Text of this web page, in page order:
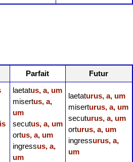
Parfait
Futur
laetatus, a, um
misertus, a,
um
secutus, a, um
ortus, a, um
ingressus, a,
um
laetaturus, a, um
miserturus, a, um
secuturus, a, um
orturus, a, um
ingressurus, a,
um